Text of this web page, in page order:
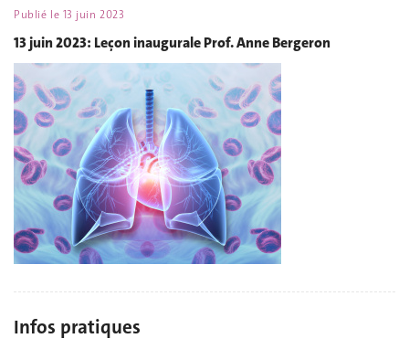
Publié le 13 juin 2023
13 juin 2023: Leçon inaugurale Prof. Anne Bergeron
Infos pratiques